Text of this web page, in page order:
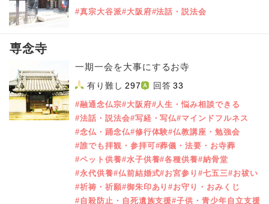
#真宗大谷派#大阪府#法話・説法会
専念寺
一期一会を大事にするお寺
有り難し 297 回答 33
#融通念仏宗#大阪府#人生・悩み相談できる
#法話・説法会#写経・写仏#マインドフルネス
#念仏・踊念仏#修行体験#仏教講座・勉強会
#誰でも拝観・参拝可#葬儀・法要・お寺葬
#ペット供養#水子供養#各種供養#納骨堂
#永代供養#仏前結婚式#お宮参り#七五三#お祓い
#祈祷・祈願#御朱印あり#お守り・おみくじ
#自殺防止・自死遺族支援#子供・青少年自立支援